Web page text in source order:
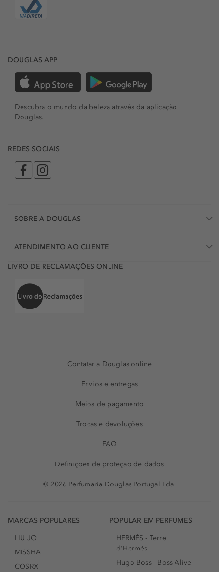
DOUGLAS APP
Descubra o mundo da beleza através da aplicação
Douglas.
REDES SOCIAIS
SOBRE A DOUGLAS
ATENDIMENTO AO CLIENTE
LIVRO DE RECLAMAÇÕES ONLINE
Contatar a Douglas online
Envios e entregas
Meios de pagamento
Trocas e devoluções
FAQ
Definições de proteção de dados
© 2026 Perfumaria Douglas Portugal Lda.
MARCAS POPULARES
LIU JO
MISSHA
COSRX
POPULAR EM PERFUMES
HERMÈS - Terre
d'Hermés
Hugo Boss - Boss Alive